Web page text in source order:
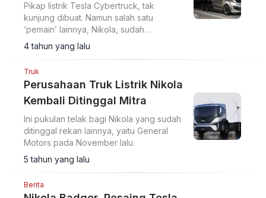
Pikap listrik Tesla Cybertruck, tak
kunjung dibuat. Namun salah satu
‘pemain’ lainnya, Nikola, sudah
menyatakan setidaknya bisa membuat 25
unit di tahun ini.
4 tahun yang lalu
Truk
Perusahaan Truk Listrik Nikola
Kembali Ditinggal Mitra
Ini pukulan telak bagi Nikola yang sudah
ditinggal rekan lainnya, yaitu General
Motors pada November lalu.
5 tahun yang lalu
Berita